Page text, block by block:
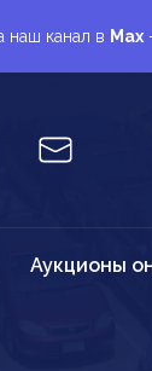
наш канал в Max
Аукционы